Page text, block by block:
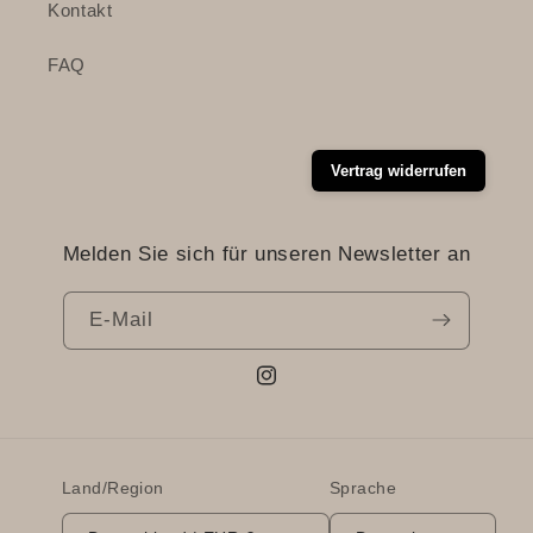
Kontakt
FAQ
Vertrag widerrufen
Melden Sie sich für unseren Newsletter an
E-Mail
Instagram
Land/Region Sprache